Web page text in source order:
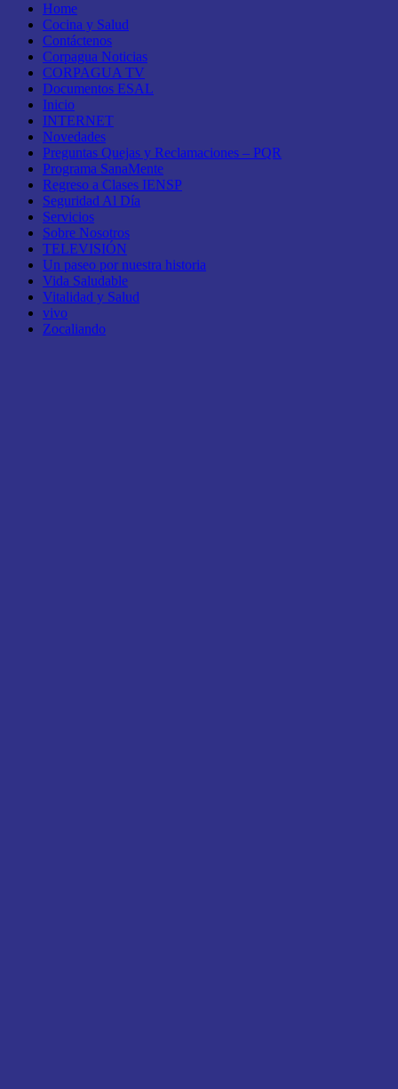
Home
Cocina y Salud
Contáctenos
Corpagua Noticias
CORPAGUA TV
Documentos ESAL
Inicio
INTERNET
Novedades
Preguntas Quejas y Reclamaciones – PQR
Programa SanaMente
Regreso a Clases IENSP
Seguridad Al Día
Servicios
Sobre Nosotros
TELEVISIÓN
Un paseo por nuestra historia
Vida Saludable
Vitalidad y Salud
vivo
Zocaliando